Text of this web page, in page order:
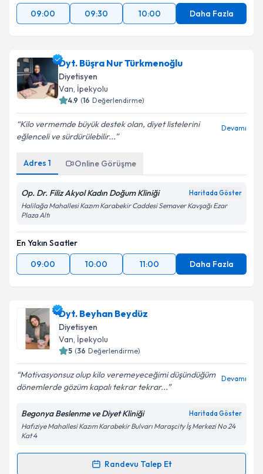
09:00
09:30 10:00 Daha Fazla
Dyt. Büşra Nur Türkmenoğlu
Diyetisyen
Van, İpekyolu
4.9 (16 Değerlendirme)
Kilo vermemde büyük destek olan, diyet listelerini
eğlenceli ve sürdürülebilir...
Devamı
Adres 1 Online Görüşme
Op. Dr. Filiz Akyol Kadın Doğum Kliniği Haritada Göster
Halilağa Mahallesi Kazım Karabekir Caddesi Semaver Kavşağı Ezar
Plaza Altı
En Yakın Saatler
09:00
10:00 11:00 Daha Fazla
Dyt. Beyhan Beydüz
Diyetisyen
Van, İpekyolu
5 (36 Değerlendirme)
Motivasyonsuz olup kilo veremeyeceğimi düşündüğüm
dönemlerde gözüm kapalı tekrar tekrar...
Devamı
Begonya Beslenme ve Diyet Kliniği Haritada Göster
Hafıziye Mahallesi Kazım Karabekir Bulvarı Maraşcity İş Merkezi No 24
Kat 4
Randevu Talep Et
Randevu Takvimi Talebi